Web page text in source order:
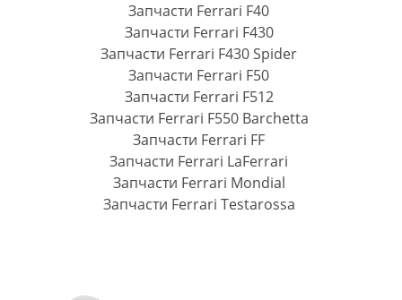
Запчасти Ferrari F40
Запчасти Ferrari F430
Запчасти Ferrari F430 Spider
Запчасти Ferrari F50
Запчасти Ferrari F512
Запчасти Ferrari F550 Barchetta
Запчасти Ferrari FF
Запчасти Ferrari LaFerrari
Запчасти Ferrari Mondial
Запчасти Ferrari Testarossa